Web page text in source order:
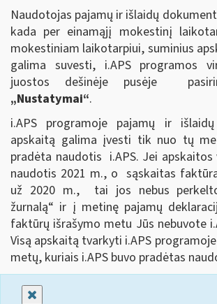
Naudotojas pajamų ir išlaidų
kada per einamąjį mokestinį
mokestiniam laikotarpiui, suminius
galima suvesti, i.APS programos
juostos dešinėje pusėje
„Nustatymai“.
i.APS programoje pajamų ir
apskaitą galima įvesti tik nuo tų
pradėta naudotis i.APS. Jei
naudotis 2021 m., o sąskaitas
už 2020 m., tai jos nebus
žurnalą“ ir į metinę pajamų
faktūrų išrašymo metu Jūs nebuvote
Visą apskaitą tvarkyti i.APS
metų, kuriais i.APS buvo pradėtas